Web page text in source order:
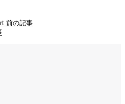
前の記事